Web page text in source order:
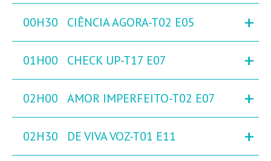
00H30 CIÊNCIA AGORA-T02 E05 +
01H00 CHECK UP-T17 E07 +
02H00 AMOR IMPERFEITO-T02 E07 +
02H30 DE VIVA VOZ-T01 E11 +